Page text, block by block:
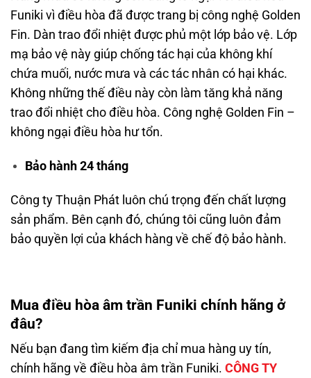
Funiki vì điều hòa đã được trang bị công nghệ Golden
Fin. Dàn trao đổi nhiệt được phủ một lớp bảo vệ. Lớp
mạ bảo vệ này giúp chống tác hại của không khí
chứa muối, nước mưa và các tác nhân có hại khác.
Không những thế điều này còn làm tăng khả năng
trao đổi nhiệt cho điều hòa. Công nghệ Golden Fin –
không ngại điều hòa hư tổn.
Bảo hành 24 tháng
Công ty Thuận Phát luôn chú trọng đến chất lượng
sản phẩm. Bên cạnh đó, chúng tôi cũng luôn đảm
bảo quyền lợi của khách hàng về chế độ bảo hành.
Mua điều hòa âm trần Funiki chính hãng ở
đâu?
Nếu bạn đang tìm kiếm địa chỉ mua hàng uy tín,
chính hãng về điều hòa âm trần Funiki. CÔNG TY